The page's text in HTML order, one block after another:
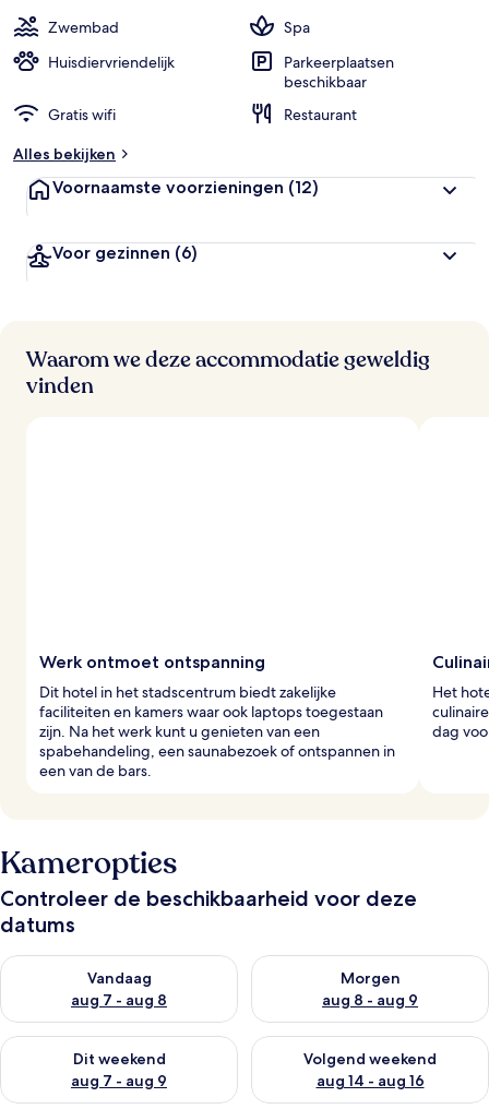
i
e
e
r
d
l
Zwembad
Spa
Huisdiervriendelijk
Parkeerplaatsen
beschikbaar
Gratis wifi
Restaurant
Alles bekijken
Voornaamste voorzieningen (12)
Voor gezinnen (6)
Waarom we deze accommodatie geweldig
vinden
Werk ontmoet ontspanning
Dit hotel in het stadscentrum biedt zakelijke
faciliteiten en kamers waar ook laptops toegestaan
zijn. Na het werk kunt u genieten van een
spabehandeling, een saunabezoek of ontspannen in
een van de bars.
Het
dag
Kameropties
Controleer de beschikbaarheid voor deze
datums
Vandaag
aug 7 - aug 8
De beschikbaarheid controleren voor vanavond aug 7 - aug 8
Morgen
aug 8 - aug 9
De beschikbaarheid
Dit weekend
aug 7 - aug 9
De beschikbaarheid controleren voor dit weekend aug 7 -
Volgend weekend
aug 14 - aug 16
De beschikbaarheid